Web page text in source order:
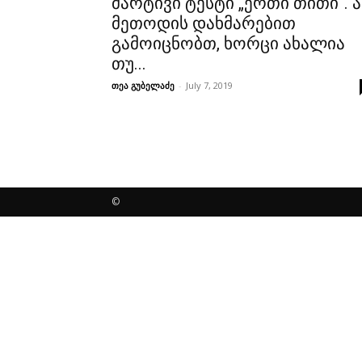
მეთოდის დახმარებით
გამოიცნობთ, ხორცი ახალია
თუ...
თეა გუბელაძე - July 7, 2019
©